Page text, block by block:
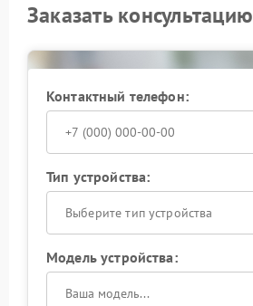
Заказать консультацию
Контактный телефон:
Тип устройства:
Выберите тип устройства
Модель устройства: